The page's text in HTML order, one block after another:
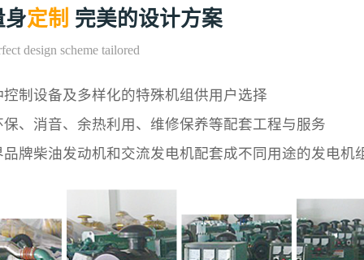
身定制 完美的设计方案
design scheme tailored
制设备及多样化的特殊机组供用户选择
、消音、余热利用、维修保养等配套工程与服务
牌柴油发动机和交流发电机配套成不同用途的发电机